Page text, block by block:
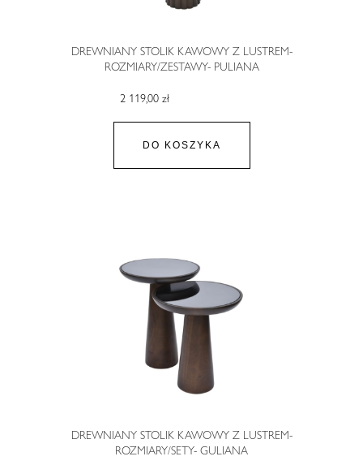
DREWNIANY STOLIK KAWOWY Z LUSTREM-
ROZMIARY/ZESTAWY- PULIANA
2 119,00 zł
DO KOSZYKA
DREWNIANY STOLIK KAWOWY Z LUSTREM-
ROZMIARY/SETY- GULIANA